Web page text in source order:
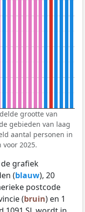
grootte van
gebieden van laag
aantal personen in
2025.
grafiek
(blauw), 20
postcode
(bruin) en 1